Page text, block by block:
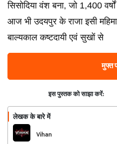
सिसोदिया वंश बना, जो 1,400
आज भी उदयपुर के राजा इसी
बाल्यकाल कष्टदायी एवं सुखों से
मुफ्त
इस पुस्तक को साझा करें:
लेखक के बारे में
Vihan